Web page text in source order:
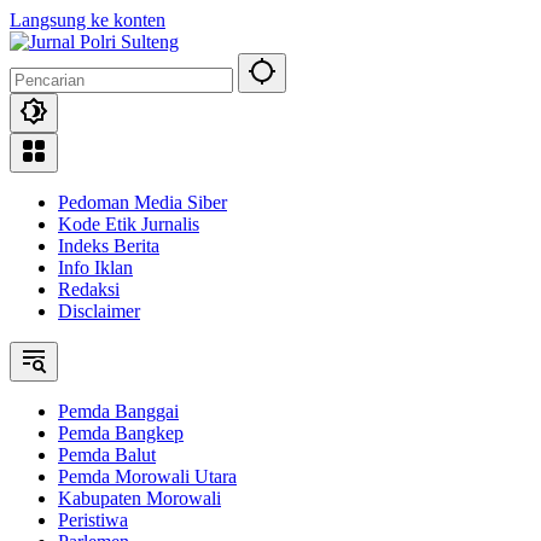
Langsung ke konten
Pedoman Media Siber
Kode Etik Jurnalis
Indeks Berita
Info Iklan
Redaksi
Disclaimer
Pemda Banggai
Pemda Bangkep
Pemda Balut
Pemda Morowali Utara
Kabupaten Morowali
Peristiwa